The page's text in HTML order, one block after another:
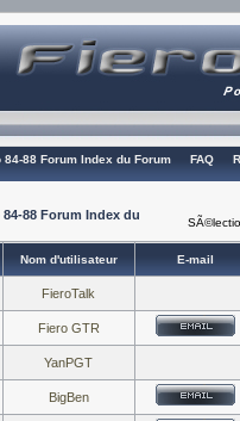
88 Forum Index du Forum FAQ
88 Forum Index du
Nom d'utilisateur E-mail
FieroTalk
Fiero GTR
YanPGT
BigBen